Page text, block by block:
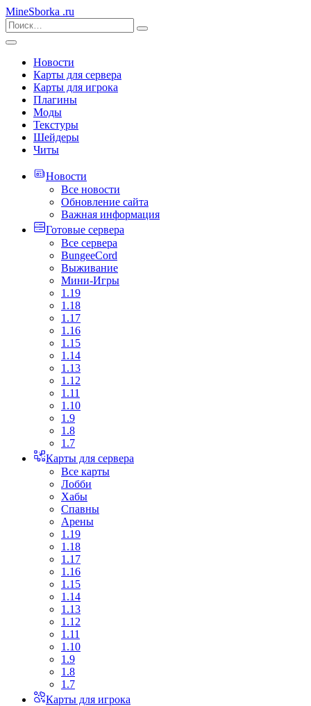
MineSborka .ru
Новости
Карты для сервера
Карты для игрока
Плагины
Моды
Текстуры
Шейдеры
Читы
Новости
Все новости
Обновление сайта
Важная информация
Готовые сервера
Все сервера
BungeeCord
Выживание
Мини-Игры
1.19
1.18
1.17
1.16
1.15
1.14
1.13
1.12
1.11
1.10
1.9
1.8
1.7
Карты для сервера
Все карты
Лобби
Хабы
Спавны
Арены
1.19
1.18
1.17
1.16
1.15
1.14
1.13
1.12
1.11
1.10
1.9
1.8
1.7
Карты для игрока